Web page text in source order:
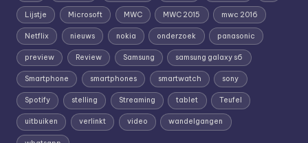
Lijstje Microsoft MWC MWC 2015 mwc 2016
Netflix nieuws nokia onderzoek panasonic
preview Review Samsung samsung galaxy s6
Smartphone smartphones smartwatch sony
Spotify stelling Streaming tablet Teufel
uitbuiken verlinkt video wandelgangen